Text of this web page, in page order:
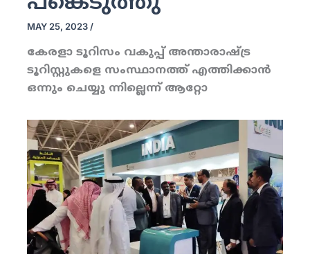
MAY 25, 2023 /
കേരളാ ടൂറിസം വകുപ്പ് അന്താരാഷ്ട്ര
ടൂറിസ്റ്റുകളെ സംസ്ഥാനത്ത് എത്തിക്കാന്‍
ഒന്നും ചെയ്യു ന്നില്ലെന്ന് ആറ്റോ